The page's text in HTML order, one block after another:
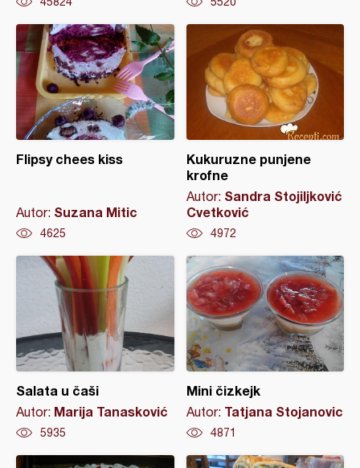
Flipsy chees kiss
Autor: Suzana Mitic
4625
Kukuruzne punjene
krofne
Autor: Sandra Stojiljković
Cvetković
4972
Salata u čaši
Autor: Marija Tanasković
5935
Mini čizkejk
Autor: Tatjana Stojanovic
4871